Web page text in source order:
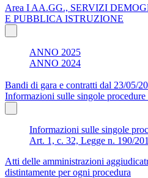
Area I AA.GG., SERVIZI
E PUBBLICA ISTRUZIONE
ANNO 2025
ANNO 2024
Bandi di gara e contratti dal 23/05/
Informazioni sulle singole
Informazioni sulle singole
Art. 1, c. 32, Legge n. 190/
Atti delle amministrazioni
distintamente per ogni procedura